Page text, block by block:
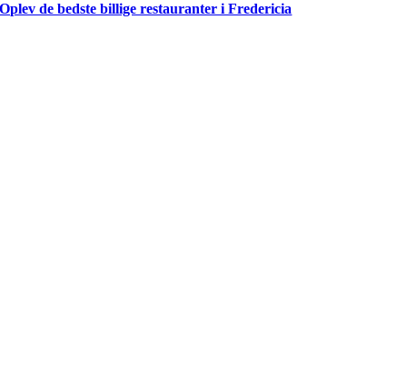
Oplev de bedste billige restauranter i Fredericia